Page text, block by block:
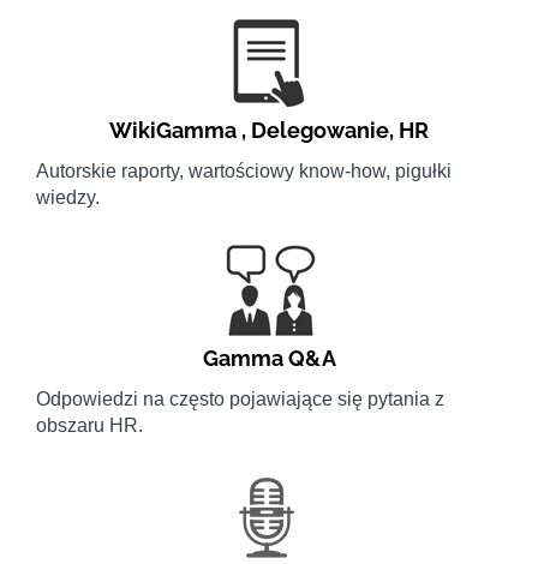
WikiGamma , Delegowanie, HR
Autorskie raporty, wartościowy know-how, pigułki
wiedzy.
Gamma Q&A
Odpowiedzi na często pojawiające się pytania z
obszaru HR.